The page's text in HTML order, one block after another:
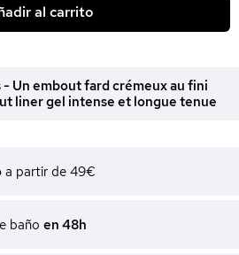
al carrito
Un embout fard crémeux au fini
liner gel intense et longue tenue
a partir de 49€
baño en 48h